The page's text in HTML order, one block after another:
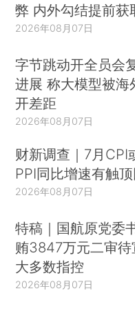
弊 内外勾结提前获
2026年08月07日
字节跳动开全员会
进展 称大模型被海
开差距
2026年08月07日
财新调查｜7月CPI
PPI同比增速有触
2026年08月07日
特稿｜国航原党委
贿3847万元二审待
大多数指控
2026年08月07日